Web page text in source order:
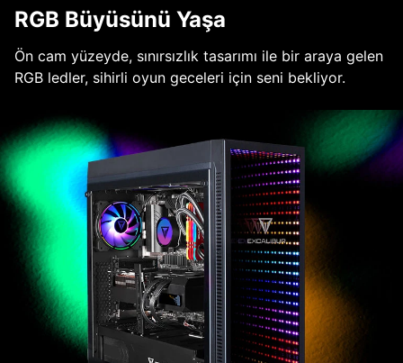
RGB Büyüsünü Yaşa
Ön cam yüzeyde, sınırsızlık tasarımı ile bir araya gelen
RGB ledler, sihirli oyun geceleri için seni bekliyor.